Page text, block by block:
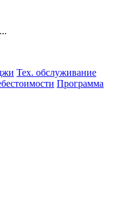
Тех. обслуживание
Программа